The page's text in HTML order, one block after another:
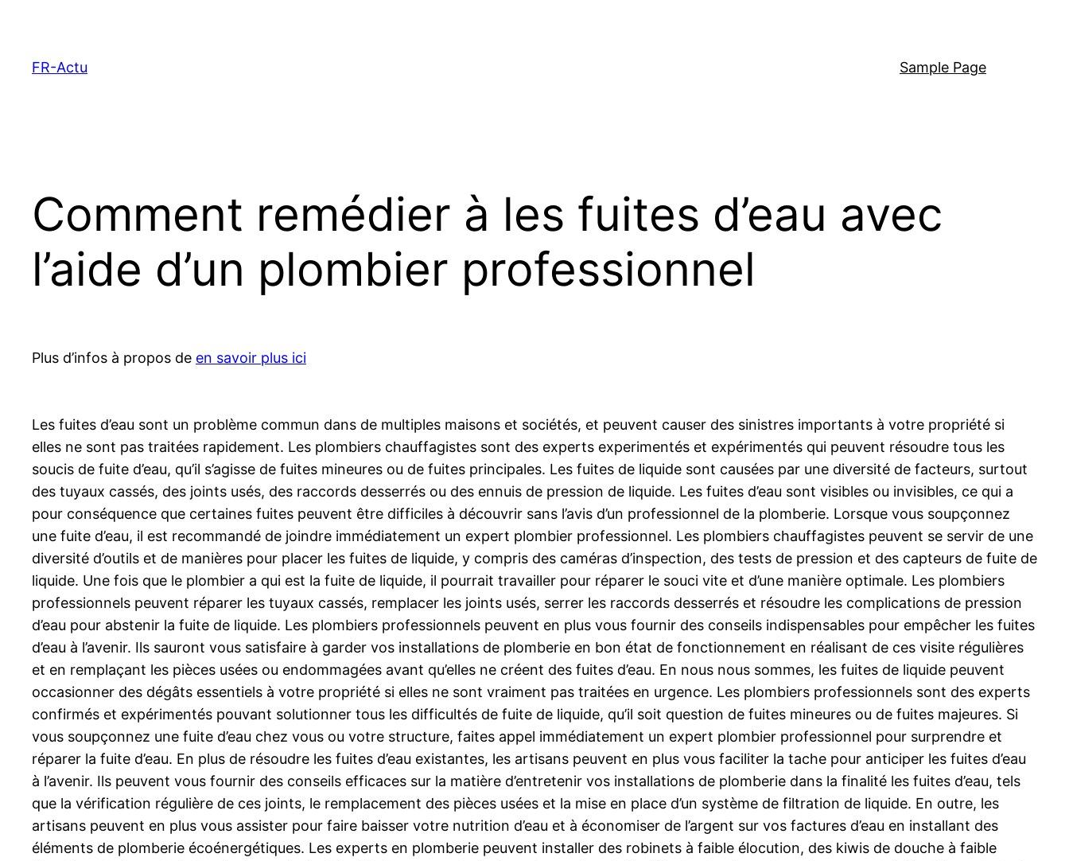
contenu
FR-Actu Sample Page
Comment remédier à les fuites d’eau avec
l’aide d’un plombier professionnel
Plus d’infos à propos de en savoir plus ici
Les fuites d’eau sont un problème commun dans de multiples maisons et sociétés, et peuvent causer des sinistres importants à votre propriété si
elles ne sont pas traitées rapidement. Les plombiers chauffagistes sont des experts experimentés et expérimentés qui peuvent résoudre tous les
soucis de fuite d’eau, qu’il s’agisse de fuites mineures ou de fuites principales. Les fuites de liquide sont causées par une diversité de facteurs, surtout
des tuyaux cassés, des joints usés, des raccords desserrés ou des ennuis de pression de liquide. Les fuites d’eau sont visibles ou invisibles, ce qui a
pour conséquence que certaines fuites peuvent être difficiles à découvrir sans l’avis d’un professionnel de la plomberie. Lorsque vous soupçonnez
une fuite d’eau, il est recommandé de joindre immédiatement un expert plombier professionnel. Les plombiers chauffagistes peuvent se servir de une
diversité d’outils et de manières pour placer les fuites de liquide, y compris des caméras d’inspection, des tests de pression et des capteurs de fuite de
liquide. Une fois que le plombier a qui est la fuite de liquide, il pourrait travailler pour réparer le souci vite et d’une manière optimale. Les plombiers
professionnels peuvent réparer les tuyaux cassés, remplacer les joints usés, serrer les raccords desserrés et résoudre les complications de pression
d’eau pour abstenir la fuite de liquide. Les plombiers professionnels peuvent en plus vous fournir des conseils indispensables pour empêcher les fuites
d’eau à l’avenir. Ils sauront vous satisfaire à garder vos installations de plomberie en bon état de fonctionnement en réalisant de ces visite régulières
et en remplaçant les pièces usées ou endommagées avant qu’elles ne créent des fuites d’eau. En nous nous sommes, les fuites de liquide peuvent
occasionner des dégâts essentiels à votre propriété si elles ne sont vraiment pas traitées en urgence. Les plombiers professionnels sont des experts
confirmés et expérimentés pouvant solutionner tous les difficultés de fuite de liquide, qu’il soit question de fuites mineures ou de fuites majeures. Si
vous soupçonnez une fuite d’eau chez vous ou votre structure, faites appel immédiatement un expert plombier professionnel pour surprendre et
réparer la fuite d’eau. En plus de résoudre les fuites d’eau existantes, les artisans peuvent en plus vous faciliter la tache pour anticiper les fuites d’eau
à l’avenir. Ils peuvent vous fournir des conseils efficaces sur la matière d’entretenir vos installations de plomberie dans la finalité les fuites d’eau, tels
que la vérification régulière de ces joints, le remplacement des pièces usées et la mise en place d’un système de filtration de liquide. En outre, les
artisans peuvent en plus vous assister pour faire baisser votre nutrition d’eau et à économiser de l’argent sur vos factures d’eau en installant des
éléments de plomberie écoénergétiques. Les experts en plomberie peuvent installer des robinets à faible élocution, des kiwis de douche à faible